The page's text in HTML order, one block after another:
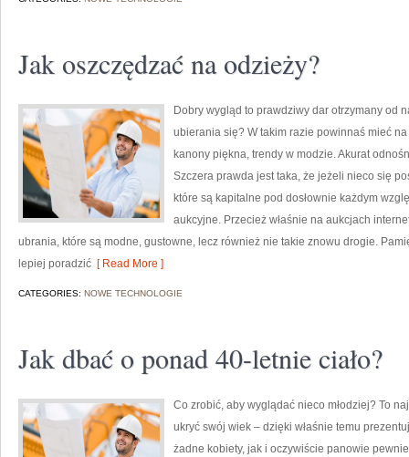
Jak oszczędzać na odzieży?
Dobry wygląd to prawdziwy dar otrzymany od
ubierania się? W takim razie powinnaś mieć
kanony piękna, trendy w modzie. Akurat
Szczera prawda jest taka, że jeżeli nieco się
które są kapitalne pod dosłownie każdym
aukcyjne. Przecież właśnie na aukcjach
ubrania, które są modne, gustowne, lecz również nie takie znowu drogie.
lepiej poradzić [ Read More ]
CATEGORIES: NOWE TECHNOLOGIE
Jak dbać o ponad 40-letnie ciało?
Co zrobić, aby wyglądać nieco młodziej? To
ukryć swój wiek – dzięki właśnie temu
żadne kobiety, jak i oczywiście panowie